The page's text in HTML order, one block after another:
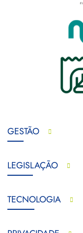
GESTÃO
LEGISLAÇÃO
TECNOLOGIA